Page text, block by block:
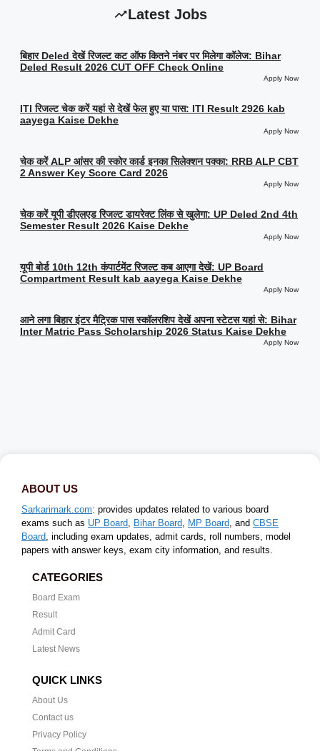
Latest Jobs
बिहार Deled देखें रिजल्ट कट ऑफ कितने नंबर पर मिलेगा कॉलेज: Bihar
Deled Result 2026 CUT OFF Check Online
Apply Now
ITI रिजल्ट चेक करें यहां से देखें फेल हुए या पास: ITI Result 2926 kab
aayega Kaise Dekhe
Apply Now
चेक करें ALP आंसर की स्कोर कार्ड इनका सिलेक्शन पक्का: RRB ALP CBT
2 Answer Key Score Card 2026
Apply Now
चेक करें यूपी डीएलएड रिजल्ट डायरेक्ट लिंक से खुलेगा: UP Deled 2nd 4th
Semester Result 2026 Kaise Dekhe
Apply Now
यूपी बोर्ड 10th 12th कंपार्टमेंट रिजल्ट कब आएगा देखें: UP Board
Compartment Result kab aayega Kaise Dekhe
Apply Now
आने लगा बिहार इंटर मैट्रिक पास स्कॉलरशिप देखें अपना स्टेटस यहां से: Bihar
Inter Matric Pass Scholarship 2026 Status Kaise Dekhe
Apply Now
ABOUT US
Sarkarimark.com: provides updates related to various board
exams such as UP Board Bihar Board MP Board , and CBSE
Board , including exam updates, admit cards, roll numbers, model
papers with answer keys, exam city information, and results.
CATEGORIES
Board Exam
Result
Admit Card
Latest News
QUICK LINKS
About Us
Contact us
Privacy Policy